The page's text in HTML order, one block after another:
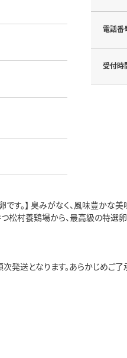
電話番
受付時
す。】 臭みがなく、風味豊かな
松村養鶏場から、最高級の特選卵
送となります。あらかじめご了